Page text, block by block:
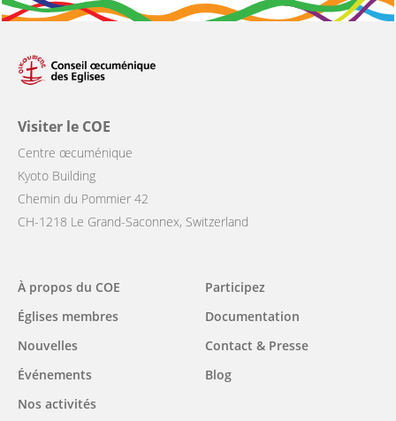
Visiter le COE
Centre œcuménique
Kyoto Building
Chemin du Pommier 42
CH-1218 Le Grand-Saconnex, Switzerland
Main
navigation
À propos du COE
Églises membres
Nouvelles
Événements
Nos activités
Participez
Documentation
Contact & Presse
Blog